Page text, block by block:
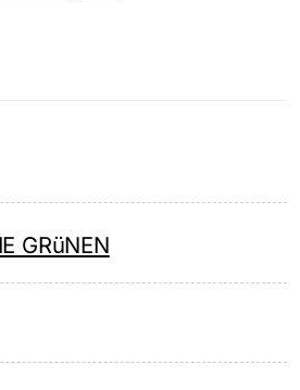
GRüNEN